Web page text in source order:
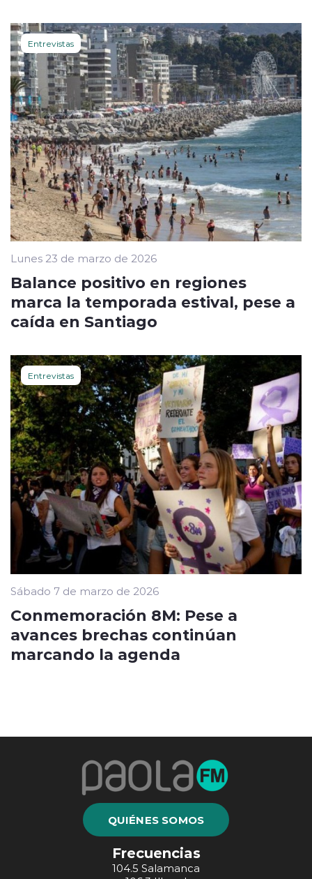
Entrevistas
Lunes 23 de marzo de 2026
Balance positivo en regiones
marca la temporada estival, pese a
caída en Santiago
Entrevistas
Sábado 7 de marzo de 2026
Conmemoración 8M: Pese a
avances brechas continúan
marcando la agenda
QUIÉNES SOMOS
Frecuencias
104.5 Salamanca